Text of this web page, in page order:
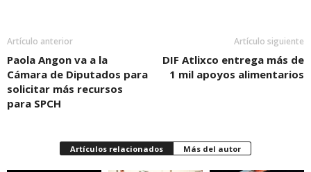
Artículo anterior
Paola Angon va a la
Cámara de Diputados para
solicitar más recursos
para SPCH
Artículo siguiente
DIF Atlixco entrega más de
1 mil apoyos alimentarios
Artículos relacionados Más del autor